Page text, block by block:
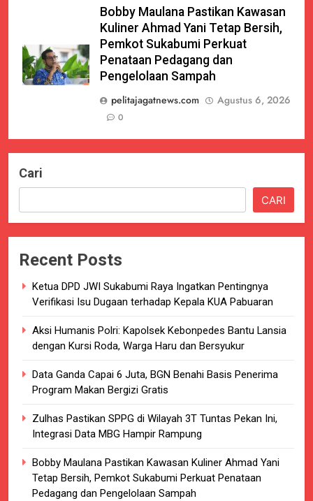
Bobby Maulana Pastikan Kawasan
Kuliner Ahmad Yani Tetap Bersih,
Pemkot Sukabumi Perkuat
Penataan Pedagang dan
Pengelolaan Sampah
pelitajagatnews.com
Agustus 6, 2026
0
Cari
CARI
Recent Posts
Ketua DPD JWI Sukabumi Raya Ingatkan Pentingnya
Verifikasi Isu Dugaan terhadap Kepala KUA Pabuaran
Aksi Humanis Polri: Kapolsek Kebonpedes Bantu Lansia
dengan Kursi Roda, Warga Haru dan Bersyukur
Data Ganda Capai 6 Juta, BGN Benahi Basis Penerima
Program Makan Bergizi Gratis
Zulhas Pastikan SPPG di Wilayah 3T Tuntas Pekan Ini,
Integrasi Data MBG Hampir Rampung
Bobby Maulana Pastikan Kawasan Kuliner Ahmad Yani
Tetap Bersih, Pemkot Sukabumi Perkuat Penataan
Pedagang dan Pengelolaan Sampah